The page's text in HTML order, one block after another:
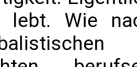
lebt. Wie